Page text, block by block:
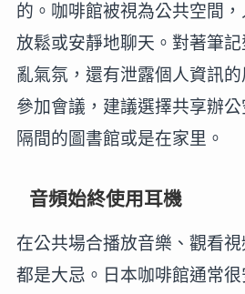
的。咖啡館被視為公共空間
放鬆或安靜地聊天。對著筆
亂氣氛，還有泄露個人資訊
參加會議，建議選擇共享辦
隔間的圖書館或是在家里。
音頻始終使用耳機
在公共場合播放音樂、觀看
都是大忌。日本咖啡館通常